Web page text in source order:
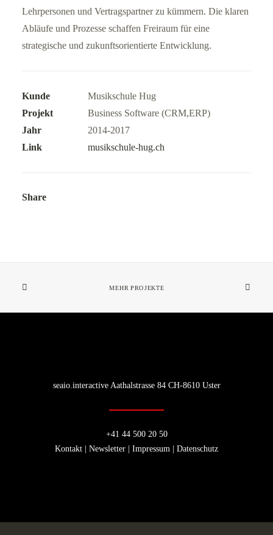
Lehrpersonen und Vertragspartner zu kümmern. Die klaren
Abläufe und Prozesse schaffen Freiraum für eine
strategische und zukunftsorientierte Entwicklung.
Kunde
Musikschule Hug
Projekt
Business Software (CRM,ERP)
Jahr
2014-2017
Link
musikschule-hug.ch
Share
MEHR PROJEKTE
seaio.interactive Aathalstrasse 84 CH-8610 Uster
+41 44 500 20 50
Kontakt
Newsletter Impressum Datenschutz